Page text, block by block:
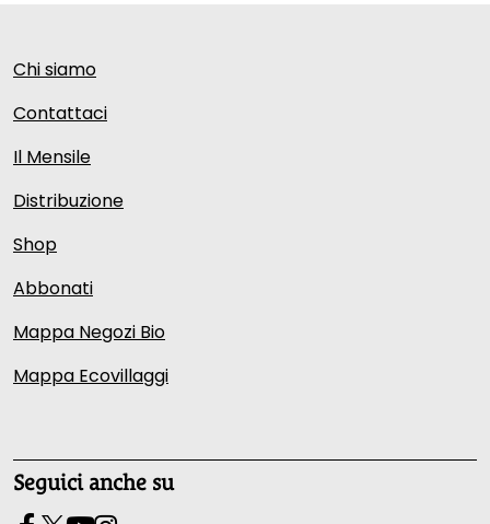
Chi siamo
Contattaci
Il Mensile
Distribuzione
Shop
Abbonati
Mappa Negozi Bio
Mappa Ecovillaggi
Seguici anche su